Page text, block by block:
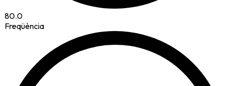
80.0
Freqüència